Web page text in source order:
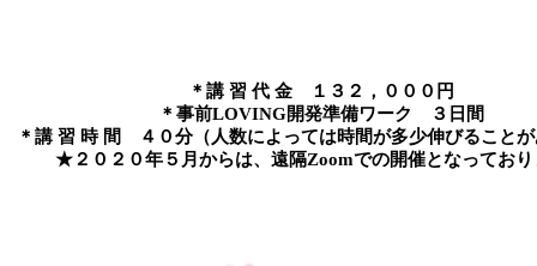
＊講 習 代 金 １３２，０００円
＊事前LOVING開発準備ワーク ３日間
＊講 習 時 間 ４０分（人数によっては時間が多少伸びること
★２０２０年５月からは、遠隔Zoomでの開催となっており